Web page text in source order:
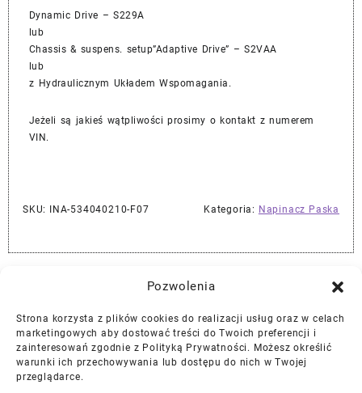
Pozwolenia
Strona korzysta z plików cookies do realizacji usług oraz w celach
marketingowych aby dostować treści do Twoich preferencji i
zainteresowań zgodnie z Polityką Prywatności. Możesz określić
warunki ich przechowywania lub dostępu do nich w Twojej
przeglądarce.
Dynamic Drive – S229A
lub
Chassis & suspens. setup”Adaptive Drive” – S2VAA
lub
z Hydraulicznym Układem Wspomagania.
Jeżeli są jakieś wątpliwości prosimy o kontakt z numerem
VIN.
SKU: INA-534040210-F07 Kategoria: Napinacz Paska
Najlepszej Jakości Części Samochodowe z Gwarancją Dożywotnią!*
Gwarancja i Zwroty
Polityka Prywatności